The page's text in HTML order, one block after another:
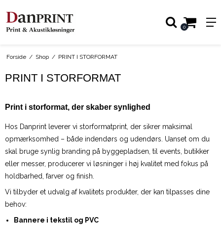
0
Forside / Shop / PRINT I STORFORMAT
PRINT I STORFORMAT
Print i storformat, der skaber synlighed
Hos Danprint leverer vi storformatprint, der sikrer maksimal
opmærksomhed – både indendørs og udendørs. Uanset om du
skal bruge synlig branding på byggepladsen, til events, butikker
eller messer, producerer vi løsninger i høj kvalitet med fokus på
holdbarhed, farver og finish.
Vi tilbyder et udvalg af kvalitets produkter, der kan tilpasses dine
behov:
Bannere i tekstil og PVC